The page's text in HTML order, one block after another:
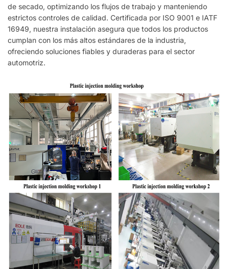
de secado, optimizando los flujos de trabajo y manteniendo
estrictos controles de calidad. Certificada por ISO 9001 e IATF
16949, nuestra instalación asegura que todos los productos
cumplan con los más altos estándares de la industria,
ofreciendo soluciones fiables y duraderas para el sector
automotriz.